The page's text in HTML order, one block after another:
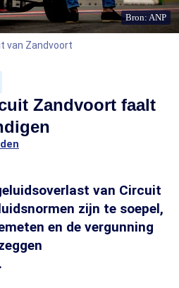
Bron: ANP
van Zandvoort
Zandvoort faalt
van Circuit
zijn te soepel,
en de vergunning